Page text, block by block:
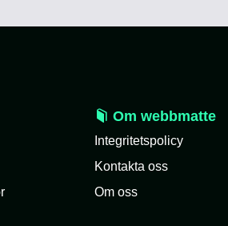
Om webbmatte
Integritetspolicy
Kontakta oss
Om oss